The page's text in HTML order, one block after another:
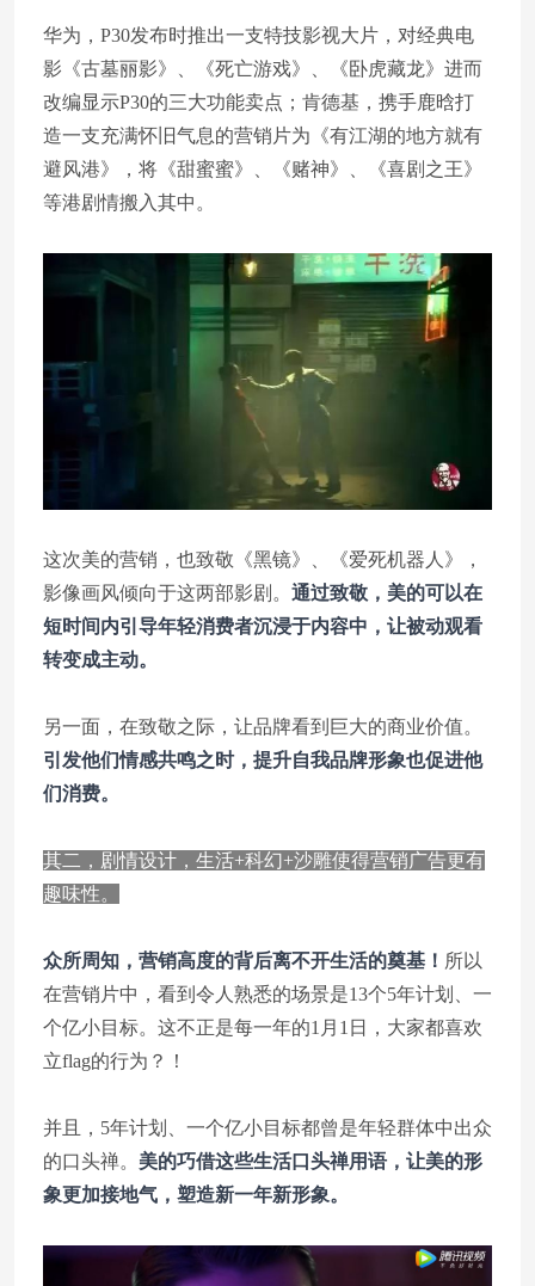
华为，P30发布时推出一支特技影视大片，对经典电
影《古墓丽影》、《死亡游戏》、《卧虎藏龙》进而
改编显示P30的三大功能卖点；肯德基，携手鹿晗打
造一支充满怀旧气息的营销片为《有江湖的地方就有
避风港》，将《甜蜜蜜》、《赌神》、《喜剧之王》
等港剧情搬入其中。
这次美的营销，也致敬《黑镜》、《爱死机器人》，
影像画风倾向于这两部影剧。 通过致敬，美的可以在
短时间内引导年轻消费者沉浸于内容中，让被动观看
转变成主动。
另一面，在致敬之际，让品牌看到巨大的商业价值。
引发他们情感共鸣之时，提升自我品牌形象也促进他
们消费。
其二，剧情设计，生活+科幻+沙雕使得营销广告更有
趣味性。
众所周知，营销高度的背后离不开生活的奠基！ 所以
在营销片中，看到令人熟悉的场景是13个5年计划、一
个亿小目标。这不正是每一年的1月1日，大家都喜欢
立flag的行为？！
并且，5年计划、一个亿小目标都曾是年轻群体中出众
的口头禅。 美的巧借这些生活口头禅用语，让美的形
象更加接地气，塑造新一年新形象。